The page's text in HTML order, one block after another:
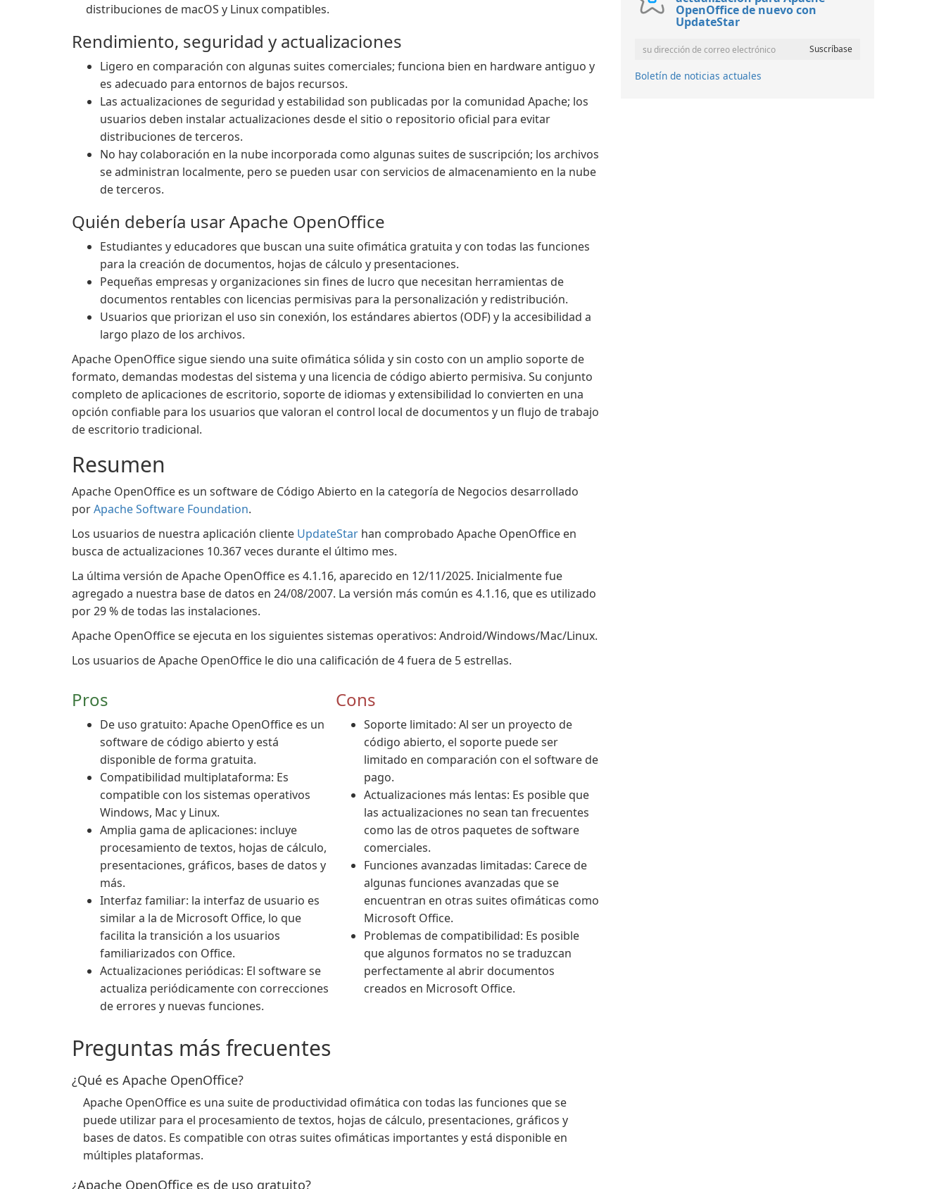
distribuciones de macOS y Linux compatibles.
Rendimiento, seguridad y actualizaciones
Ligero en comparación con algunas suites comerciales; funciona bien en hardware antiguo y
es adecuado para entornos de bajos recursos.
Las actualizaciones de seguridad y estabilidad son publicadas por la comunidad Apache; los
usuarios deben instalar actualizaciones desde el sitio o repositorio oficial para evitar
distribuciones de terceros.
No hay colaboración en la nube incorporada como algunas suites de suscripción; los archivos
se administran localmente, pero se pueden usar con servicios de almacenamiento en la nube
de terceros.
Quién debería usar Apache OpenOffice
Estudiantes y educadores que buscan una suite ofimática gratuita y con todas las funciones
para la creación de documentos, hojas de cálculo y presentaciones.
Pequeñas empresas y organizaciones sin fines de lucro que necesitan herramientas de
documentos rentables con licencias permisivas para la personalización y redistribución.
Usuarios que priorizan el uso sin conexión, los estándares abiertos (ODF) y la accesibilidad a
largo plazo de los archivos.
Apache OpenOffice sigue siendo una suite ofimática sólida y sin costo con un amplio soporte de
formato, demandas modestas del sistema y una licencia de código abierto permisiva. Su conjunto
completo de aplicaciones de escritorio, soporte de idiomas y extensibilidad lo convierten en una
opción confiable para los usuarios que valoran el control local de documentos y un flujo de trabajo
de escritorio tradicional.
Resumen
Apache OpenOffice es un software de Código Abierto en la categoría de Negocios desarrollado
porApache Software Foundation.
Los usuarios de nuestra aplicación cliente UpdateStar han comprobado Apache OpenOffice en
busca de actualizaciones 10.367 veces durante el último mes.
La última versión de Apache OpenOffice es 4.1.16, aparecido en 12/11/2025. Inicialmente fue
agregado a nuestra base de datos en 24/08/2007. La versión más común es 4.1.16, que es utilizado
por 29 % de todas las instalaciones.
Apache OpenOffice se ejecuta en los siguientes sistemas operativos: Android/Windows/Mac/Linux.
Los usuarios de Apache OpenOffice le dio una calificación de 4 fuera de 5 estrellas.
Pros
De uso gratuito: Apache OpenOffice es un
software de código abierto y está
disponible de forma gratuita.
Compatibilidad multiplataforma: Es
compatible con los sistemas operativos
Windows, Mac y Linux.
Amplia gama de aplicaciones: incluye
procesamiento de textos, hojas de cálculo,
presentaciones, gráficos, bases de datos y
más.
Interfaz familiar: la interfaz de usuario es
similar a la de Microsoft Office, lo que
facilita la transición a los usuarios
familiarizados con Office.
Actualizaciones periódicas: El software se
actualiza periódicamente con correcciones
de errores y nuevas funciones.
Cons
Soporte limitado: Al ser un proyecto de
código abierto, el soporte puede ser
limitado en comparación con el software de
pago.
Actualizaciones más lentas: Es posible que
las actualizaciones no sean tan frecuentes
como las de otros paquetes de software
comerciales.
Funciones avanzadas limitadas: Carece de
algunas funciones avanzadas que se
encuentran en otras suites ofimáticas como
Microsoft Office.
Problemas de compatibilidad: Es posible
que algunos formatos no se traduzcan
perfectamente al abrir documentos
creados en Microsoft Office.
Preguntas más frecuentes
¿Qué es Apache OpenOffice?
Apache OpenOffice es una suite de productividad ofimática con todas las funciones que se
puede utilizar para el procesamiento de textos, hojas de cálculo, presentaciones, gráficos y
bases de datos. Es compatible con otras suites ofimáticas importantes y está disponible en
múltiples plataformas.
¿Apache OpenOffice es de uso gratuito?
OpenOffice de nuevo con
UpdateStar
Boletín de noticias actuales